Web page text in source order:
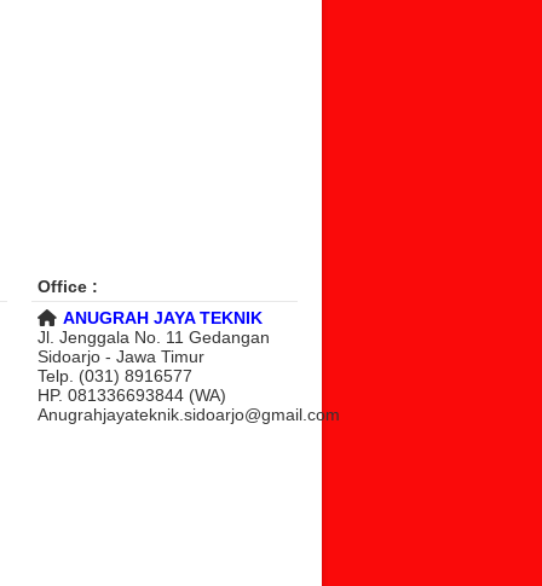
Office :
ANUGRAH JAYA TEKNIK
Jl. Jenggala No. 11 Gedangan
Sidoarjo - Jawa Timur
Telp. (031) 8916577
HP. 081336693844 (WA)
Anugrahjayateknik.sidoarjo@gmail.com